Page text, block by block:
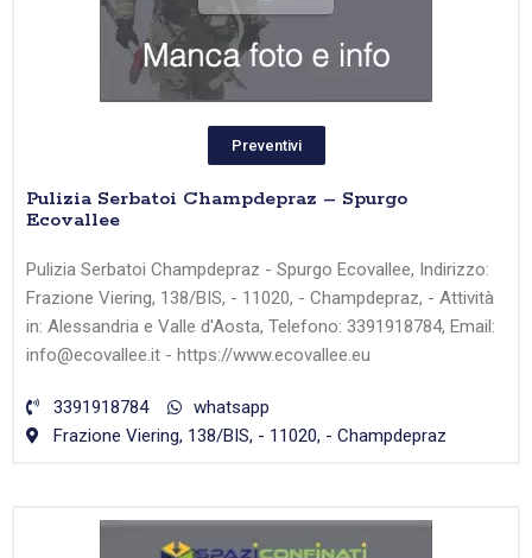
Preventivi
Pulizia Serbatoi Champdepraz – Spurgo
Ecovallee
Pulizia Serbatoi Champdepraz - Spurgo Ecovallee, Indirizzo:
Frazione Viering, 138/BIS, - 11020, - Champdepraz, - Attività
in: Alessandria e Valle d'Aosta, Telefono: 3391918784, Email:
info@ecovallee.it - https://www.ecovallee.eu
3391918784
whatsapp
Frazione Viering, 138/BIS, - 11020, - Champdepraz